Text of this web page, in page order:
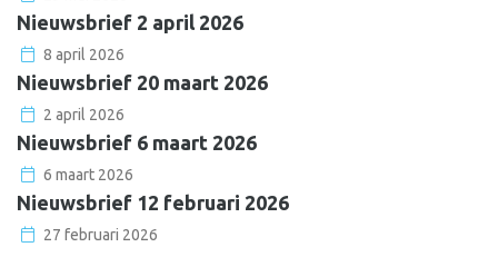
Nieuwsbrief 2 april 2026
8 april 2026
Nieuwsbrief 20 maart 2026
2 april 2026
Nieuwsbrief 6 maart 2026
6 maart 2026
Nieuwsbrief 12 februari 2026
27 februari 2026